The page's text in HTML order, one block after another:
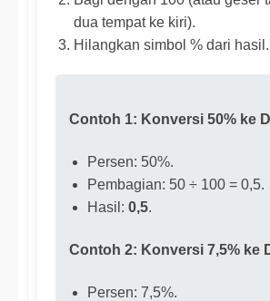
dua tempat ke kiri).
Hilangkan simbol % dari hasil.
Contoh 1: Konversi 50% ke
Persen: 50%.
Pembagian: 50 ÷ 100 = 0,5.
Hasil: 0,5.
Contoh 2: Konversi 7,5% ke
Persen: 7,5%.